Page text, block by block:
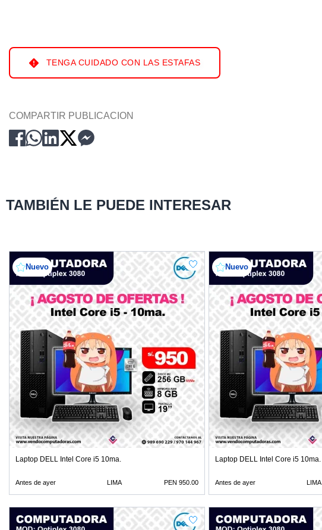
TENGA CUIDADO CON LAS ESTAFAS
COMPARTIR PUBLICACION
TAMBIÉN LE PUEDE INTERESAR
Nuevo
Laptop DELL Intel Core i5 10ma.
Antes de ayer LIMA PEN 950.00
Nuevo
Laptop DELL Intel Core i5 10ma.
Antes de ayer LIMA